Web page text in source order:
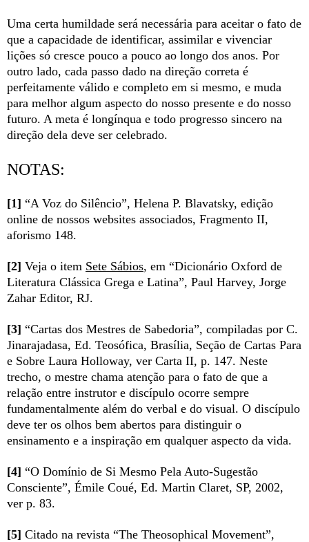
Uma certa humildade será necessária para aceitar o fato de
que a capacidade de identificar, assimilar e vivenciar
lições só cresce pouco a pouco ao longo dos anos. Por
outro lado, cada passo dado na direção correta é
perfeitamente válido e completo em si mesmo, e muda
para melhor algum aspecto do nosso presente e do nosso
futuro. A meta é longínqua e todo progresso sincero na
direção dela deve ser celebrado.
NOTAS:
[1] “A Voz do Silêncio”, Helena P. Blavatsky, edição
online de nossos websites associados, Fragmento II,
aforismo 148.
[2] Veja o item Sete Sábios, em “Dicionário Oxford de
Literatura Clássica Grega e Latina”, Paul Harvey, Jorge
Zahar Editor, RJ.
[3] “Cartas dos Mestres de Sabedoria”, compiladas por C.
Jinarajadasa, Ed. Teosófica, Brasília, Seção de Cartas Para
e Sobre Laura Holloway, ver Carta II, p. 147. Neste
trecho, o mestre chama atenção para o fato de que a
relação entre instrutor e discípulo ocorre sempre
fundamentalmente além do verbal e do visual. O discípulo
deve ter os olhos bem abertos para distinguir o
ensinamento e a inspiração em qualquer aspecto da vida.
[4] “O Domínio de Si Mesmo Pela Auto-Sugestão
Consciente”, Émile Coué, Ed. Martin Claret, SP, 2002,
ver p. 83.
[5] Citado na revista “The Theosophical Movement”,